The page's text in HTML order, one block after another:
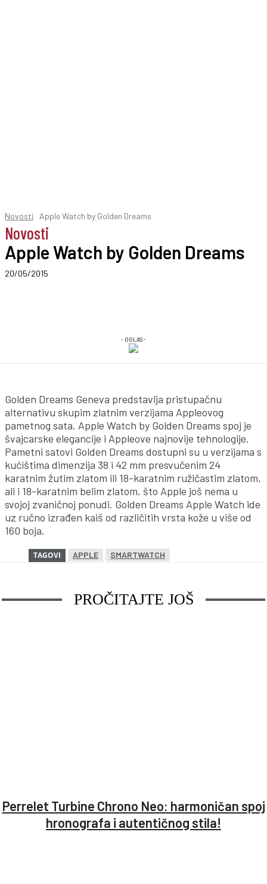
Novosti Apple Watch by Golden Dreams
Novosti
Apple Watch by Golden Dreams
20/05/2015
- OGLAS -
Golden Dreams Geneva predstavlja pristupačnu
alternativu skupim zlatnim verzijama Appleovog
pametnog sata. Apple Watch by Golden Dreams spoj je
švajcarske elegancije i Appleove najnovije tehnologije.
Pametni satovi Golden Dreams dostupni su u verzijama s
kućištima dimenzija 38 i 42 mm presvučenim 24
karatnim žutim zlatom ili 18-karatnim ružičastim zlatom,
ali i 18-karatnim belim zlatom, što Apple još nema u
svojoj zvaničnoj ponudi. Golden Dreams Apple Watch ide
uz ručno izrađen kaiš od različitih vrsta kože u više od
160 boja.
TAGOVI APPLE SMARTWATCH
PROČITAJTE JOŠ
Perrelet Turbine Chrono Neo: harmoničan spoj
hronografa i autentičnog stila!